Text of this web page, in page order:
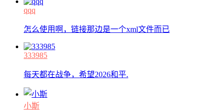
qqq
怎么使用啊，链接那边是一个xml文件而已
333985
每天都在战争，希望2026和平.
小斯